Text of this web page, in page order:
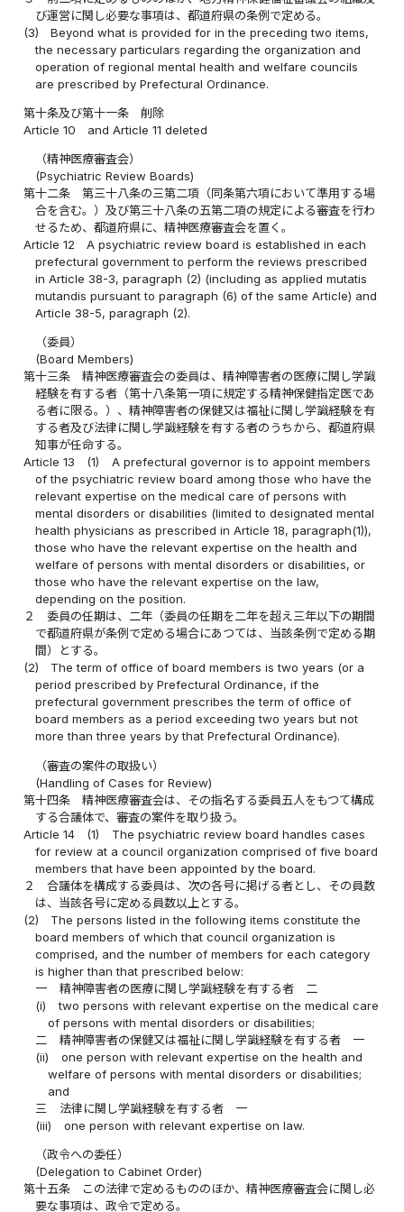
び運営に関し必要な事項は、都道府県の条例で定める。
(3)
Beyond what is provided for in the preceding two items,
the necessary particulars regarding the organization and
operation of regional mental health and welfare councils
are prescribed by Prefectural Ordinance.
第十条及び第十一条
削除
Article 10
and Article 11 deleted
（精神医療審査会）
(Psychiatric Review Boards)
第十二条
第三十八条の三第二項（同条第六項において準用する場
合を含む。）及び第三十八条の五第二項の規定による審査を行わ
せるため、都道府県に、精神医療審査会を置く。
Article 12
A psychiatric review board is established in each
prefectural government to perform the reviews prescribed
in Article 38-3, paragraph (2) (including as applied mutatis
mutandis pursuant to paragraph (6) of the same Article) and
Article 38-5, paragraph (2).
（委員）
(Board Members)
第十三条
精神医療審査会の委員は、精神障害者の医療に関し学識
経験を有する者（第十八条第一項に規定する精神保健指定医であ
る者に限る。）、精神障害者の保健又は福祉に関し学識経験を有
する者及び法律に関し学識経験を有する者のうちから、都道府県
知事が任命する。
Article 13
(1)
A prefectural governor is to appoint members
of the psychiatric review board among those who have the
relevant expertise on the medical care of persons with
mental disorders or disabilities (limited to designated mental
health physicians as prescribed in Article 18, paragraph(1)),
those who have the relevant expertise on the health and
welfare of persons with mental disorders or disabilities, or
those who have the relevant expertise on the law,
depending on the position.
２
委員の任期は、二年（委員の任期を二年を超え三年以下の期間
で都道府県が条例で定める場合にあつては、当該条例で定める期
間）とする。
(2)
The term of office of board members is two years (or a
period prescribed by Prefectural Ordinance, if the
prefectural government prescribes the term of office of
board members as a period exceeding two years but not
more than three years by that Prefectural Ordinance).
（審査の案件の取扱い）
(Handling of Cases for Review)
第十四条
精神医療審査会は、その指名する委員五人をもつて構成
する合議体で、審査の案件を取り扱う。
Article 14
(1)
The psychiatric review board handles cases
for review at a council organization comprised of five board
members that have been appointed by the board.
２
合議体を構成する委員は、次の各号に掲げる者とし、その員数
は、当該各号に定める員数以上とする。
(2)
The persons listed in the following items constitute the
board members of which that council organization is
comprised, and the number of members for each category
is higher than that prescribed below:
一
精神障害者の医療に関し学識経験を有する者 二
(i)
two persons with relevant expertise on the medical care
of persons with mental disorders or disabilities;
二
精神障害者の保健又は福祉に関し学識経験を有する者 一
(ii)
one person with relevant expertise on the health and
welfare of persons with mental disorders or disabilities;
and
三
法律に関し学識経験を有する者 一
(iii)
one person with relevant expertise on law.
（政令への委任）
(Delegation to Cabinet Order)
第十五条
この法律で定めるもののほか、精神医療審査会に関し必
要な事項は、政令で定める。